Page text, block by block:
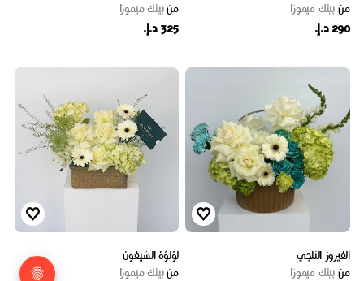
من بينك ميموزا
290 د.إ.
منبينك ميموزا
325 د.إ.
الفيروز الثلجي
من بينك ميموزا
لؤلؤة الشيفون
منبينك ميموزا